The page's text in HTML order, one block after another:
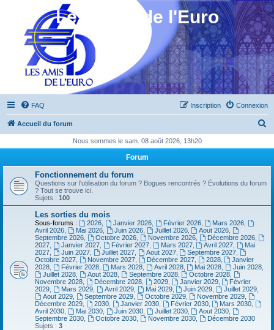
Les Amis de l'Euro
FAQ Connexion
Inscription
Accueil du forum
h
Nous sommes le sam. 08 août 2026, 13h20
Forum
Fonctionnement du forum
Questions sur l'utilisation du forum ? Bogues rencontrés ? Évolutions du forum
? Tout se trouve ici.
Sujets : 100
Les sorties du mois
Sous-forums : 2026, Janvier 2026, Février 2026, Mars 2026
Avril 2026
Mai 2026, Juin 2026, Juillet 2026, Aout 2026
Septembre 2026
Octobre 2026, Novembre 2026, Décembre 2026,
2027
Janvier 2027, Février 2027, Mars 2027, Avril 2027
Mai
2027
Juin 2027, Juillet 2027, Aout 2027, Septembre 2027
Octobre 2027
Novembre 2027, Décembre 2027, 2028,
Janvier
2028
Février 2028, Mars 2028, Avril 2028, Mai 2028 Juin 2028
Juillet 2028, Aout 2028, Septembre 2028, Octobre 2028
Novembre 2028
Décembre 2028, 2029, Janvier 2029,
Février
2029
Mars 2029, Avril 2029, Mai 2029, Juin 2029 Juillet 2029
Aout 2029, Septembre 2029, Octobre 2029, Novembre 2029
Décembre 2029
2030, Janvier 2030, Février 2030, Mars 2030
Avril 2030
Mai 2030, Juin 2030, Juillet 2030, Aout 2030
Septembre 2030
Octobre 2030, Novembre 2030,
Décembre 2030
Sujets : 3